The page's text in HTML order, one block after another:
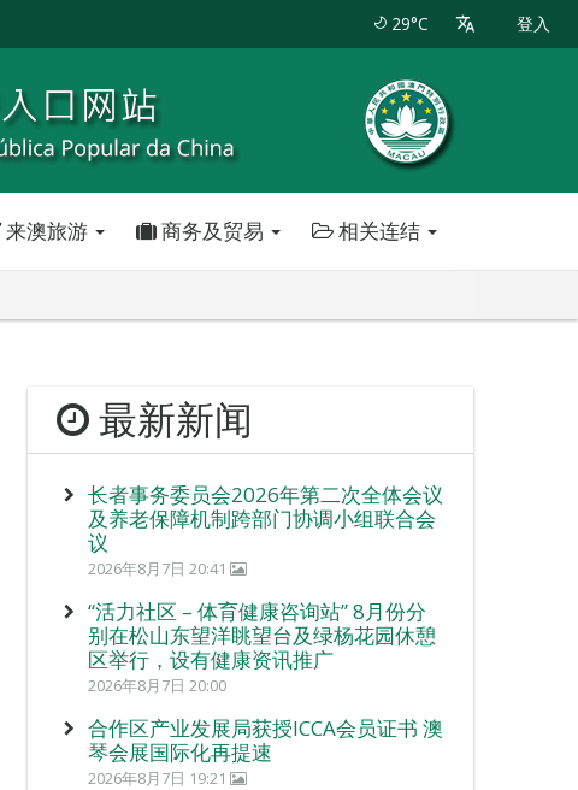
29°C 登入
来澳旅游 商务及贸易 相关连结
最新新闻
长者事务委员会2026年第二次全体会议
及养老保障机制跨部门协调小组联合会
议
2026年8月7日 20:41
“活力社区 – 体育健康咨询站” 8月份分
别在松山东望洋眺望台及绿杨花园休憩
区举行，设有健康资讯推广
2026年8月7日 20:00
合作区产业发展局获授ICCA会员证书 澳
琴会展国际化再提速
2026年8月7日 19:21